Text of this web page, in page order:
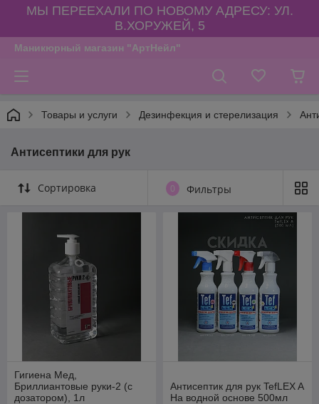
МЫ ПЕРЕЕХАЛИ ПО НОВОМУ АДРЕСУ: УЛ.
В.ХОРУЖЕЙ, 5
Маникюрный магазин "АртНейл"
Товары и услуги Дезинфекция и стерелизация
Антисептики для рук
Сортировка 0 Фильтры
Гигиена Мед,
Бриллиантовые руки-2 (с
дозатором), 1л
Антисептик для рук TefLEX A
На водной основе 500мл